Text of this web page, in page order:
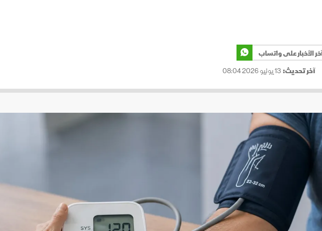
الأخبار على واتساب
آخر تحديث:13 يونيو 2026 08:04